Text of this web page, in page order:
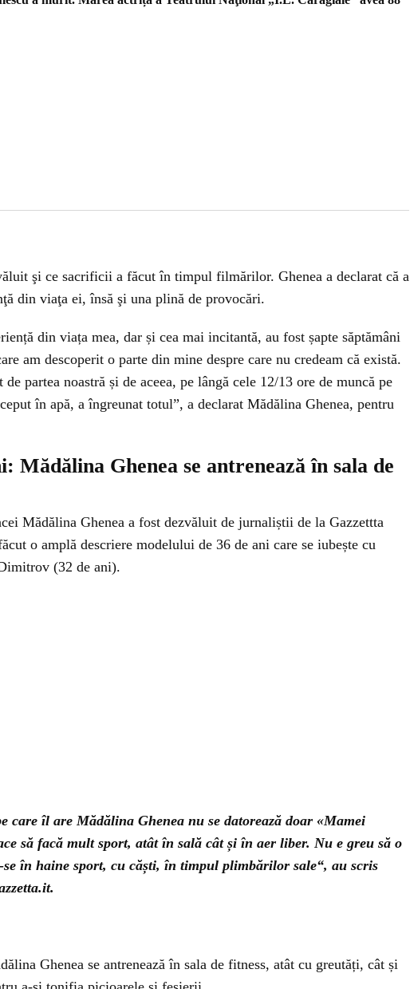
şi ce sacrificii a făcut în timpul filmărilor. Ghenea a declarat că a
din viaţa ei, însă şi una plină de provocări.
din viața mea, dar și cea mai incitantă, au fost șapte săptămâni
am descoperit o parte din mine despre care nu credeam că există.
partea noastră și de aceea, pe lângă cele 12/13 ore de muncă pe
în apă, a îngreunat totul”, a declarat Mădălina Ghenea, pentru
Mădălina Ghenea se antrenează în sala de
Mădălina Ghenea a fost dezvăluit de jurnaliștii de la Gazzettta
o amplă descriere modelului de 36 de ani care se iubește cu
(32 de ani).
care îl are Mădălina Ghenea nu se datorează doar «Mamei
să facă mult sport, atât în sală cât și în aer liber. Nu e greu să o
se în haine sport, cu căști, în timpul plimbărilor sale“, au scris
Ghenea se antrenează în sala de fitness, atât cu greutăți, cât și